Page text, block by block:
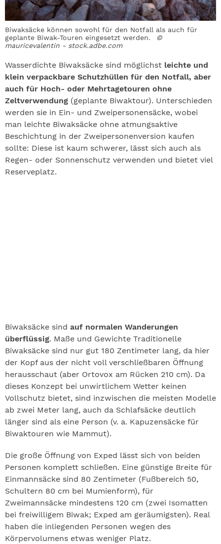
Biwaksäcke können sowohl für den Notfall als auch für
geplante Biwak-Touren eingesetzt werden.
©
mauricevalentin - stock.adbe.com
Wasserdichte Biwaksäcke sind möglichst leichte und
klein verpackbare Schutzhüllen für den Notfall, aber
auch für Hoch- oder Mehrtagetouren ohne
Zeltverwendung (geplante Biwaktour). Unterschieden
werden sie in Ein- und Zweipersonensäcke, wobei
man leichte Biwaksäcke ohne atmungsaktive
Beschichtung in der Zweipersonenversion kaufen
sollte: Diese ist kaum schwerer, lässt sich auch als
Regen- oder Sonnenschutz verwenden und bietet viel
Reserveplatz.
Biwaksäcke sind auf normalen Wanderungen
überflüssig. Maße und Gewichte Traditionelle
Biwaksäcke sind nur gut 180 Zentimeter lang, da hier
der Kopf aus der nicht voll verschließbaren Öffnung
herausschaut (aber Ortovox am Rücken 210 cm). Da
dieses Konzept bei unwirtlichem Wetter keinen
Vollschutz bietet, sind inzwischen die meisten Modelle
ab zwei Meter lang, auch da Schlafsäcke deutlich
länger sind als eine Person (v. a. Kapuzensäcke für
Biwaktouren wie Mammut).
Die große Öffnung von Exped lässt sich von beiden
Personen komplett schließen. Eine günstige Breite für
Einmannsäcke sind 80 Zentimeter (Fußbereich 50,
Schultern 80 cm bei Mumienform), für
Zweimannsäcke mindestens 120 cm (zwei Isomatten
bei freiwilligem Biwak; Exped am geräumigsten). Real
haben die inliegenden Personen wegen des
Körpervolumens etwas weniger Platz.